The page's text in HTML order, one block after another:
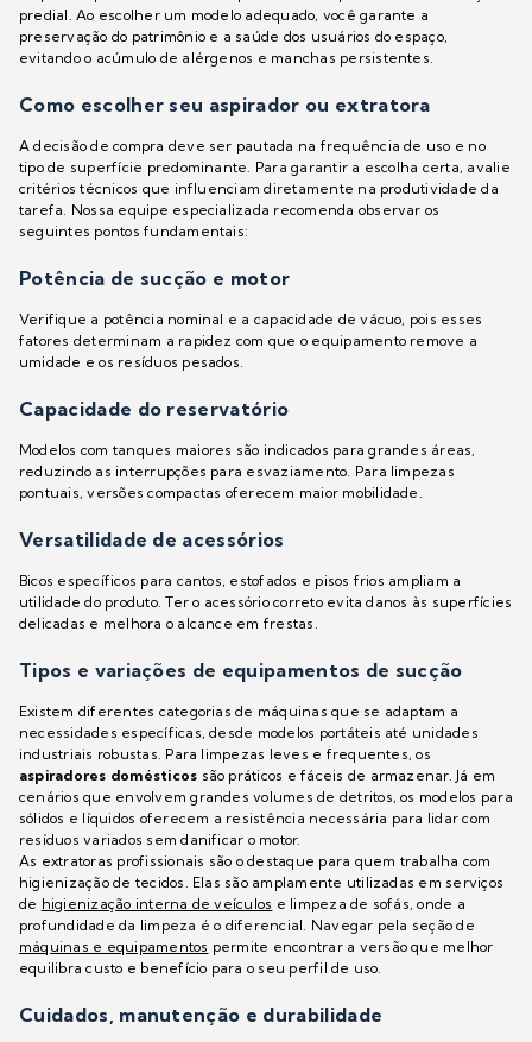
predial. Ao escolher um modelo adequado, você garante a
preservação do patrimônio e a saúde dos usuários do espaço,
evitando o acúmulo de alérgenos e manchas persistentes.
Como escolher seu aspirador ou extratora
A decisão de compra deve ser pautada na frequência de uso e no
tipo de superfície predominante. Para garantir a escolha certa, avalie
critérios técnicos que influenciam diretamente na produtividade da
tarefa. Nossa equipe especializada recomenda observar os
seguintes pontos fundamentais:
Potência de sucção e motor
Verifique a potência nominal e a capacidade de vácuo, pois esses
fatores determinam a rapidez com que o equipamento remove a
umidade e os resíduos pesados.
Capacidade do reservatório
Modelos com tanques maiores são indicados para grandes áreas,
reduzindo as interrupções para esvaziamento. Para limpezas
pontuais, versões compactas oferecem maior mobilidade.
Versatilidade de acessórios
Bicos específicos para cantos, estofados e pisos frios ampliam a
utilidade do produto. Ter o acessório correto evita danos às superfícies
delicadas e melhora o alcance em frestas.
Tipos e variações de equipamentos de sucção
Existem diferentes categorias de máquinas que se adaptam a
necessidades específicas, desde modelos portáteis até unidades
industriais robustas. Para limpezas leves e frequentes, os
aspiradores domésticos são práticos e fáceis de armazenar. Já em
cenários que envolvem grandes volumes de detritos, os modelos para
sólidos e líquidos oferecem a resistência necessária para lidar com
resíduos variados sem danificar o motor.
As extratoras profissionais são o destaque para quem trabalha com
higienização de tecidos. Elas são amplamente utilizadas em serviços
de higienização interna de veículos e limpeza de sofás, onde a
profundidade da limpeza é o diferencial. Navegar pela seção de
máquinas e equipamentos permite encontrar a versão que melhor
equilibra custo e benefício para o seu perfil de uso.
Cuidados, manutenção e durabilidade